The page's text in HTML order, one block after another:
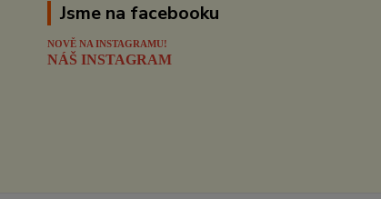
Jsme na facebooku
NOVĚ NA INSTAGRAMU!
NÁŠ INSTAGRAM